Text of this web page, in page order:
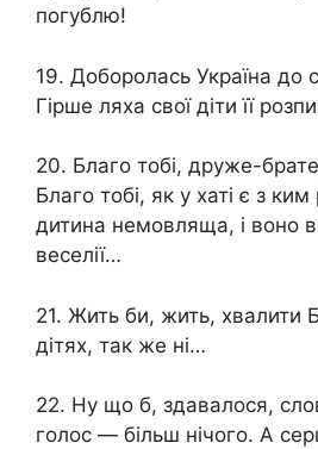
погублю!
19. Доборолась Україна до
Гірше ляха свої діти її
20. Благо тобі, друже-
Благо тобі, як у хаті є з
дитина немовляща, і воно
веселії…
21. Жить би, жить, хвалити
дітях, так же ні…
22. Ну що б, здавалося,
голос — більш нічого. А